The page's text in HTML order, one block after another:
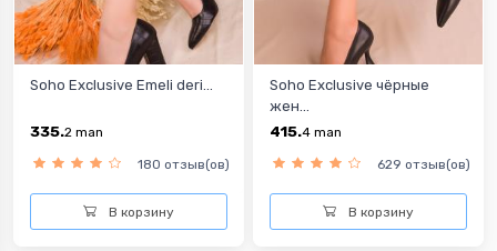
Soho Exclusive Emeli deri...
335.2 man
180 отзыв(ов)
В корзину
Soho Exclusive чёрные
жен...
415.4 man
629 отзыв(ов)
В корзину